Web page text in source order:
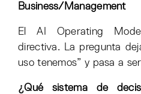
Business/Management
El AI Operating
directiva. La pregunta
uso tenemos” y pasa a
¿Qué sistema de